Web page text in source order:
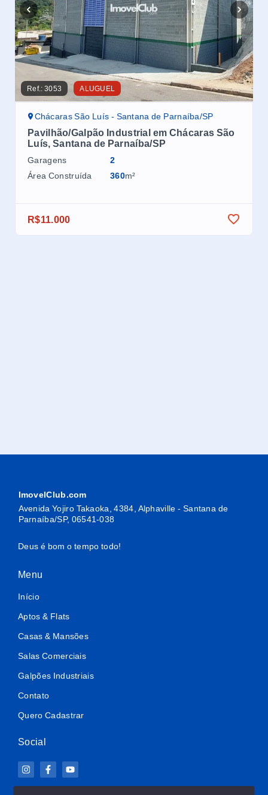
Ref.:3053 ALUGUEL
Chácaras São Luís - Santana de Parnaíba/SP
Pavilhão/Galpão Industrial em Chácaras São
Luís, Santana de Parnaíba/SP
Garagens
2
Área Construída
360m²
R$11.000
ImovelClub.com
Avenida Yojiro Takaoka, 4384, Alphaville - Santana de
Parnaíba/SP, 06541-038
Deus é bom o tempo todo!
Menu
Início
Aptos & Flats
Casas & Mansões
Salas Comerciais
Galpões Industriais
Contato
Quero Cadastrar
Social